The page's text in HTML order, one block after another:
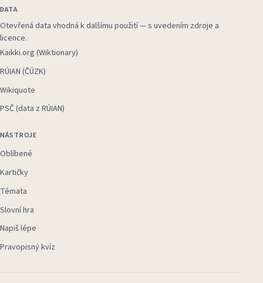
DATA
Otevřená data vhodná k dalšímu použití — s uvedením zdroje a
licence.
Kaikki.org (Wiktionary)
RÚIAN (ČÚZK)
Wikiquote
PSČ (data z RÚIAN)
NÁSTROJE
Oblíbené
Kartičky
Témata
Slovní hra
Napiš lépe
Pravopisný kvíz